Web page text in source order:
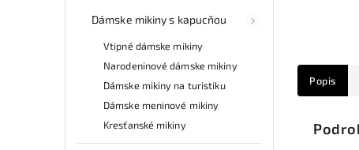
Dámske mikiny s kapucňou
Vtipné dámske mikiny
Narodeninové dámske mikiny
Dámske mikiny na turistiku
Dámske meninové mikiny
Kresťanské mikiny
Popis